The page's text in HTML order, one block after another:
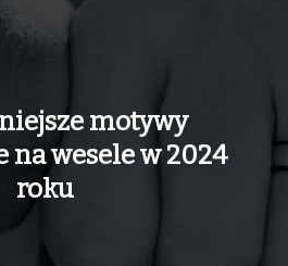
motywy
na wesele w 2024
roku